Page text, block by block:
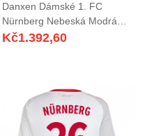
Danxen Dámské 1. FC
Nürnberg Nebeská Modrá
Bílá Brankář Dresy 2025/26
Kč1.392,60